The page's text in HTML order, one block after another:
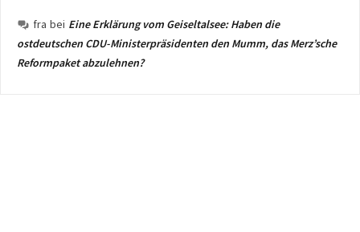
fra bei Eine Erklärung vom Geiseltalsee: Haben die
ostdeutschen CDU-Ministerpräsidenten den Mumm, das Merz’sche
Reformpaket abzulehnen?